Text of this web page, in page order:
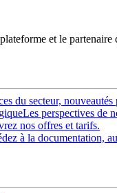
et le
du secteur,
Les perspectives de
nos offres et tarifs.
à la documentation,